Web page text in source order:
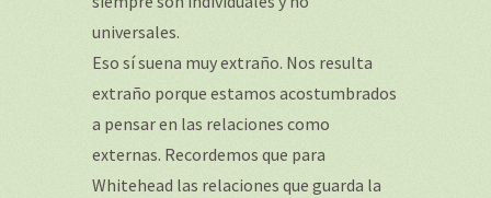
universales.
Eso sí suena muy extraño. Nos resulta
extraño porque estamos acostumbrados
a pensar en las relaciones como
externas. Recordemos que para
Whitehead las relaciones que guarda la